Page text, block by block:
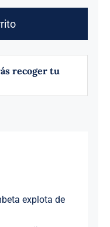
recoger tu
explota de